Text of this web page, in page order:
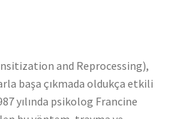
and Reprocessing),
başa çıkmada oldukça etkili
yılında psikolog Francine